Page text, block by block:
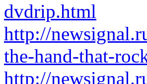
dvdrip.html
http://
the-hand-that-
http://